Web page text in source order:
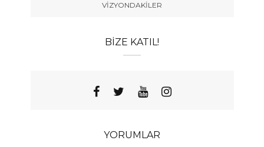
VIZYONDAKILER
BIZE KATIL!
YORUMLAR